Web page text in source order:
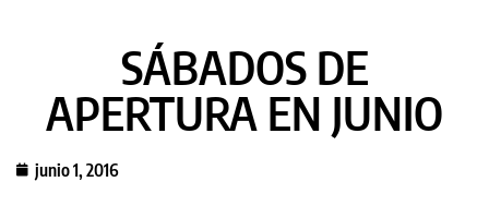
SÁBADOS DE
APERTURA EN JUNIO
junio 1, 2016